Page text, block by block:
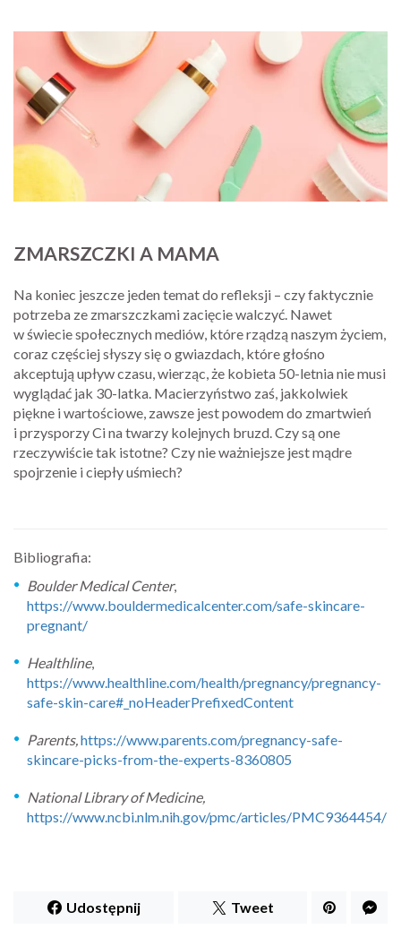
ZMARSZCZKI A MAMA
Na koniec jeszcze jeden temat do refleksji – czy faktycznie
potrzeba ze zmarszczkami zacięcie walczyć. Nawet
w świecie społecznych mediów, które rządzą naszym życiem,
coraz częściej słyszy się o gwiazdach, które głośno
akceptują upływ czasu, wierząc, że kobieta 50-letnia nie musi
wyglądać jak 30-latka. Macierzyństwo zaś, jakkolwiek
piękne i wartościowe, zawsze jest powodem do zmartwień
i przysporzy Ci na twarzy kolejnych bruzd. Czy są one
rzeczywiście tak istotne? Czy nie ważniejsze jest mądre
spojrzenie i ciepły uśmiech?
Bibliografia:
Boulder Medical Center,
https://www.bouldermedicalcenter.com/safe-skincare-
pregnant/
Healthline,
https://www.healthline.com/health/pregnancy/pregnancy-
safe-skin-care#_noHeaderPrefixedContent
Parents,https://www.parents.com/pregnancy-safe-
skincare-picks-from-the-experts-8360805
National Library of Medicine,
https://www.ncbi.nlm.nih.gov/pmc/articles/PMC9364454/
Udostępnij Tweet